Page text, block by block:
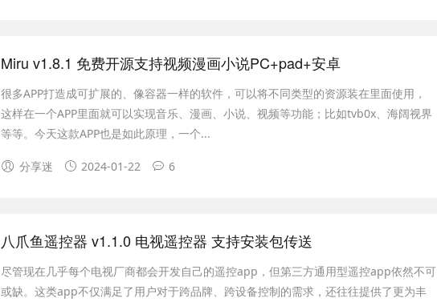
Miru v1.8.1 免费开源支持视频漫画小说PC+pad+安卓
很多APP打造成可扩展的、像容器一样的软件，可以将不同类型的资源装在里面使用，
这样在一个APP里面就可以实现音乐、漫画、小说、视频等功能；比如tvb0x、海阔视界
等等。今天这款APP也是如此原理，一个...
分享迷 2024-01-22 6
八爪鱼遥控器 v1.1.0 电视遥控器 支持安装包传送
尽管现在几乎每个电视厂商都会开发自己的遥控app，但第三方通用型遥控app依然不可
或缺。这类app不仅满足了用户对于跨品牌、跨设备控制的需求，还往往提供了更为丰